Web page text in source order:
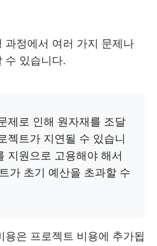
과정에서 여러 가지 문제나
수 있습니다.
제로 인해 원자재를 조달
젝트가 지연될 수 있습니
지원으로 고용해야 해서
가 초기 예산을 초과할 수
용은 프로젝트 비용에 추가됩